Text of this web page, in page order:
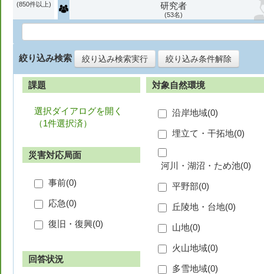
850 研究者
53
絞り込み検索 絞り込み検索実行 絞り込み条件解除
課題
選択ダイアログを開く
（1件選択済）
対象自然環境
沿岸地域(0)
埋立て・干拓地(0)
河川・湖沼・ため池(0)
平野部(0)
丘陵地・台地(0)
山地(0)
火山地域(0)
多雪地域(0)
災害対応局面
事前(0)
応急(0)
復旧・復興(0)
回答状況